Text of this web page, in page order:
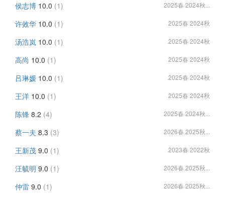
侯志博 10.0 (1) 2025春 2024秋...
许效华 10.0 (1) 2025春 2024秋
汤浩岚 10.0 (1) 2025春 2024秋
高尚 10.0 (1) 2025春 2024秋
吕琳媛 10.0 (1) 2025春 2024秋
王洋 10.0 (1) 2025春 2024秋
陈锋 8.2 (4) 2025春 2024秋...
蔡一夫 8.3 (3) 2026春 2025秋...
王新茂 9.0 (1) 2023春 2022秋
汪毓明 9.0 (1) 2026春 2025秋...
仲雷 9.0 (1) 2026春 2025秋...